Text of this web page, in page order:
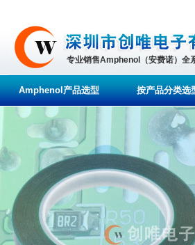
专业销售Amphenol（安费诺）全
Amphenol产品选型 按产品分类选